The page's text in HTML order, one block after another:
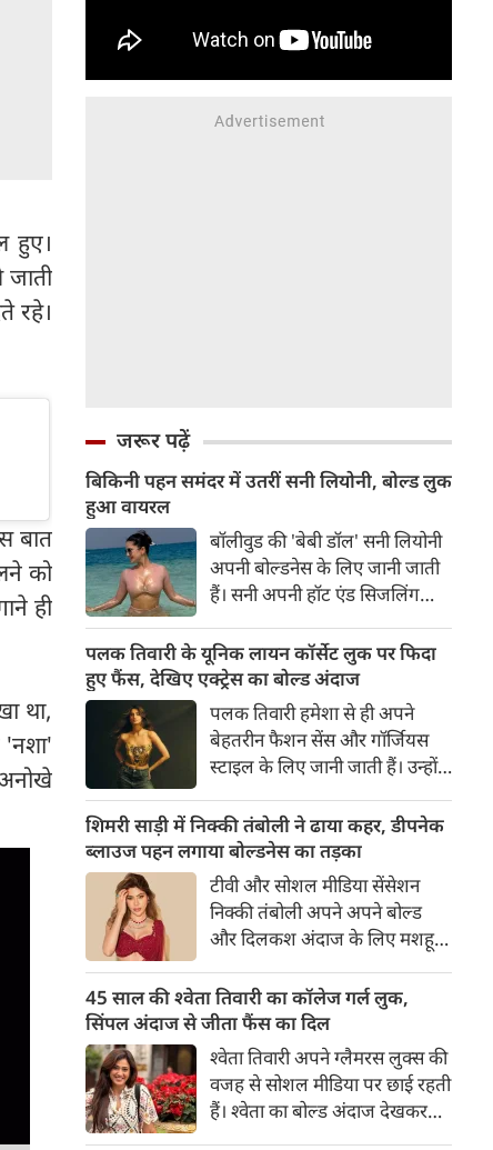
हुए।
रहे।
बात
को
ही
था,
'नशा'
जरूर पढ़ें
बिकिनी पहन समंदर में उतरीं सनी लियोनी, बोल्ड लुक
हुआ वायरल
बॉलीवुड की 'बेबी डॉल' सनी लियोनी
अपनी बोल्डनेस के लिए जानी जाती
हैं। सनी अपनी हॉट एंड सिजलिंग
रहती हैं। फैंस सनी लियोनी की तस्वीरों
का बेसब्री से इंतजार करते हैं। इस बार
सनी लियोनी ने मालदीव वेकेशन से
अपनी कुछ बोल्ड तस्वीरें शेयर की है।
पलक तिवारी के यूनिक लायन कॉर्सेट लुक पर फिदा
हुए फैंस, देखिए एक्ट्रेस का बोल्ड अंदाज
पलक तिवारी हमेशा से ही अपने
बेहतरीन फैशन सेंस और गॉर्जियस
स्टाइल के लिए जानी जाती हैं। उन्होंने
फिर फैंस का दिल जीत लिया है।
पलक ने एक बेहद यूनीक और
स्टाइलिश गोल्डन कॉर्सेट टॉप में
अपनी कुछ तस्वीरें शेयर की है।
शिमरी साड़ी में निक्की तंबोली ने ढाया कहर, डीपनेक
ब्लाउज पहन लगाया बोल्डनेस का तड़का
टीवी और सोशल मीडिया सेंसेशन
निक्की तंबोली अपने अपने बोल्ड
और दिलकश अंदाज के लिए मशहूर
इंटरनेट पर तहलका मचाती रहती हैं।
इस बार निक्की ने मरून कलर की
साड़ी में अपनी कुछ सुपर सिजलिंग
तस्वीरें शेयर की है। खूबसूरत शिमरी
साड़ी में निक्की की अदाएं देखने
लायक है।
45 साल की श्वेता तिवारी का कॉलेज गर्ल लुक,
सिंपल अंदाज से जीता फैंस का दिल
श्वेता तिवारी अपने ग्लैमरस लुक्स की
वजह से सोशल मीडिया पर छाई रहती
हैं। श्वेता का बोल्ड अंदाज देखकर